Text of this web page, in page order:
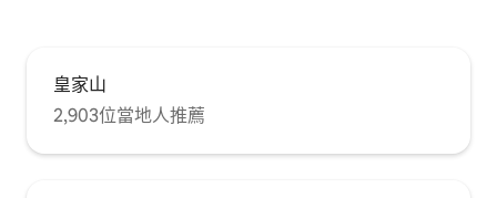
皇家山
2,903位當地人推薦